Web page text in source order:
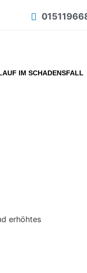
IM SCHADENSFALL